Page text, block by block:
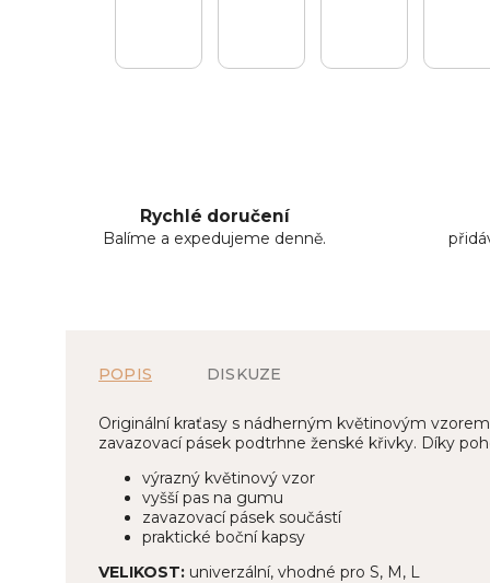
Rychlé doručení
Balíme a expedujeme denně.
POPIS DISKUZE
Originální kraťasy s nádherným květinovým
zavazovací pásek podtrhne ženské křivky. Díky
výrazný květinový vzor
vyšší pas na gumu
zavazovací pásek součástí
praktické boční kapsy
VELIKOST: univerzální, vhodné pro S, M, L